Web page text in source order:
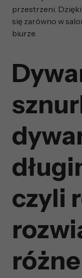
przestrzeni.
się zarówno w
biurze.
czyli